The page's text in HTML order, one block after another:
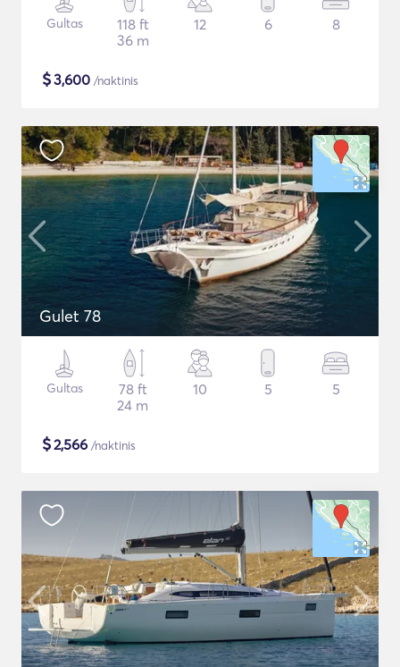
Gultas
118 ft
36 m
12 6 8
$3,600 /naktinis
Gulet 78
Gultas
78 ft
24 m
10 5 5
$2,566 /naktinis